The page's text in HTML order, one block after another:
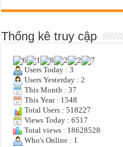
Thống kê truy cập
Users Today : 3
Users Yesterday : 2
This Month : 37
This Year : 1548
Total Users : 518227
Views Today : 6517
Total views : 18628528
Who's Online : 1